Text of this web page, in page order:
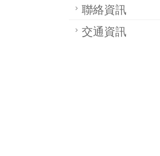
聯絡資訊
交通資訊